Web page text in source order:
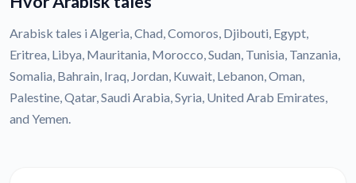
Arabisk tales i Algeria, Chad, Comoros, Djibouti, Egypt,
Eritrea, Libya, Mauritania, Morocco, Sudan, Tunisia, Tanzania,
Somalia, Bahrain, Iraq, Jordan, Kuwait, Lebanon, Oman,
Palestine, Qatar, Saudi Arabia, Syria, United Arab Emirates,
and Yemen.